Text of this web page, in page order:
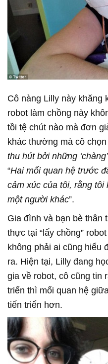
Cô nàng Lilly này khăng
robot làm chồng này
tồi tệ chút nào mà đơn
khác thường mà cô chọn
thu hút bởi những
“Hai mối quan hệ trước
cảm xúc của tôi, rằng
một người khác”.
Gia đình và bạn bè thân
thực tại “lấy chồng”
không phải ai cũng hiểu
ra. Hiện tại, Lilly đang
gia về robot, cô cũng tin
triển thì mối quan hệ
tiến triển hơn.